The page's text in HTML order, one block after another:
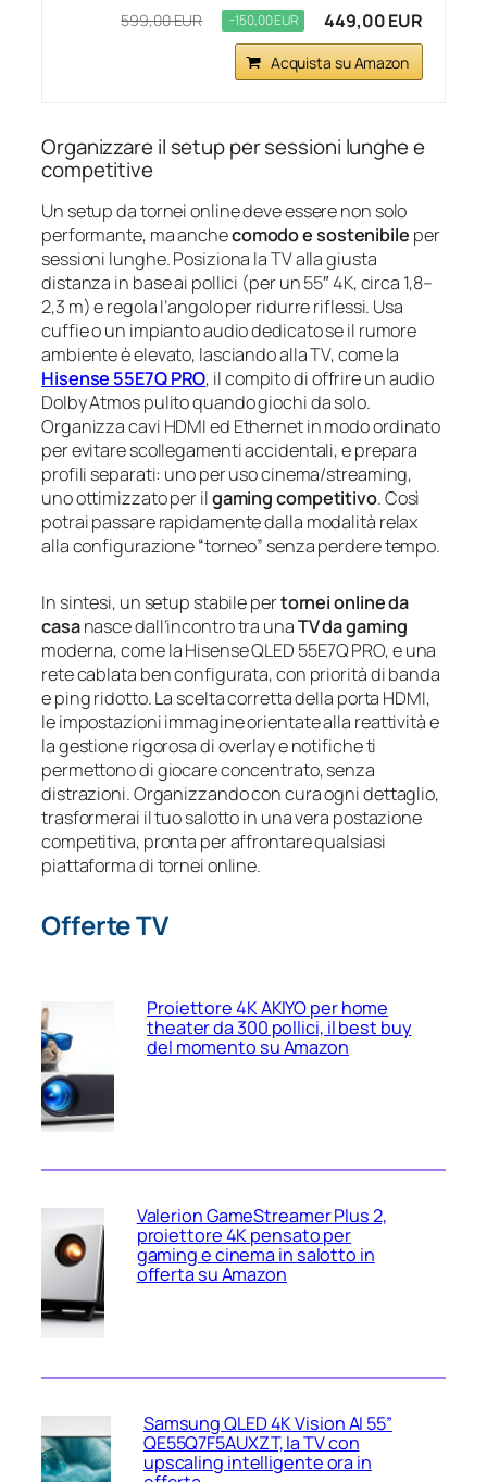
599,00 EUR −150,00 EUR 449,00 EUR
Acquista su Amazon
Organizzare il setup per sessioni lunghe e
competitive
Un setup da tornei online deve essere non solo
performante, ma anchecomodo e sostenibile per
sessioni lunghe. Posiziona la TV alla giusta
distanza in base ai pollici (per un 55″ 4K, circa 1,8–
2,3 m) e regola l’angolo per ridurre riflessi. Usa
cuffie o un impianto audio dedicato se il rumore
ambiente è elevato, lasciando alla TV, come la
Hisense 55E7Q PRO, il compito di offrire un audio
Dolby Atmos pulito quando giochi da solo.
Organizza cavi HDMI ed Ethernet in modo ordinato
per evitare scollegamenti accidentali, e prepara
profili separati: uno per uso cinema/streaming,
uno ottimizzato per ilgaming competitivo. Così
potrai passare rapidamente dalla modalità relax
alla configurazione “torneo” senza perdere tempo.
In sintesi, un setup stabile pertornei online da
casanasce dall’incontro tra unaTV da gaming
moderna, come la Hisense QLED 55E7Q PRO, e una
rete cablata ben configurata, con priorità di banda
e ping ridotto. La scelta corretta della porta HDMI,
le impostazioni immagine orientate alla reattività e
la gestione rigorosa di overlay e notifiche ti
permettono di giocare concentrato, senza
distrazioni. Organizzando con cura ogni dettaglio,
trasformerai il tuo salotto in una vera postazione
competitiva, pronta per affrontare qualsiasi
piattaforma di tornei online.
Offerte TV
Proiettore 4K AKIYO per home
theater da 300 pollici, il best buy
del momento su Amazon
Valerion GameStreamer Plus 2,
proiettore 4K pensato per
gaming e cinema in salotto in
offerta su Amazon
Samsung QLED 4K Vision AI 55”
QE55Q7F5AUXZT, la TV con
upscaling intelligente ora in